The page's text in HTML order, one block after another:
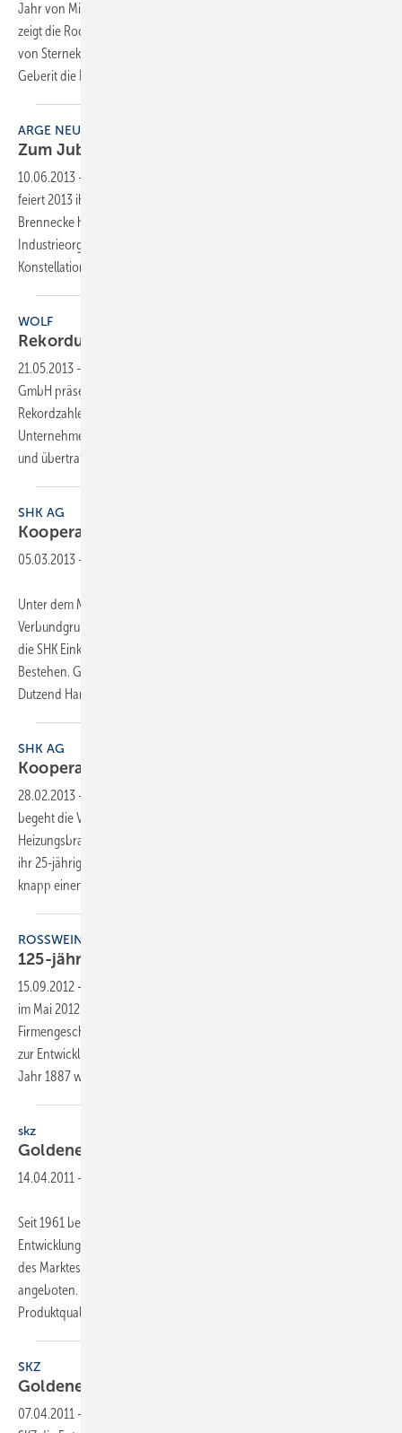
Jahr von Mitte Januar bis Mitte April mit 36 Baustellenparties. Dabei
zeigt die Rockchef Crew brenzlige Kochstunts und serviert Gerichte
von Sternekoch Stefan Marquard á la Baustelle. Dazu präsentiert
Geberit die Produktneuheiten 2014 in
ARGE NEUE MEDIEN
Zum Jubiläum Wechsel im
10.06.2013 -
feiert 2013 ihr 25-jähriges Bestehen. Laut Vorsitzendem Hermann W.
Brennecke habe sich die mit mehr als 110 Mitgliedern größte
Industrieorganisation der SHK-Branche in den unterschiedlichsten
Konstellationen und stürmischsten Zeiten bewährt
WOLF
Rekordumsatz zum
21.05.2013 -
GmbH präsentierte auf der Bilanz-Pressekonferenz für 2012
Rekordzahlen bei Umsatz, Gewinn und Mitarbeiterentwicklung. Das
Unternehmen erreichte einen Umsatz von knapp 339 Millionen Euro,
und übertraf damit den Umsatz aus 2011 (322
SHK AG
Kooperation feiert
05.03.2013 -
Unter dem Motto „Innovation – Nutzen – Nachhaltigkeit“ begeht die
Verbundgruppe der deutschen Sanitär-, Klima- und Heizungsbranche,
die SHK Einkaufs- und Vertriebs AG, in diesem Jahr ihr 25-jähriges
Bestehen. Gegründet wurde die Kooperation von knapp einem
Dutzend Handwerksunternehmern
SHK AG
Kooperation feiert
28.02.2013 -
begeht die Verbundgruppe der deutschen Sanitär-, Klima- und
Heizungsbranche, die SHK Einkaufs- und Vertriebs AG, in diesem Jahr
ihr 25-jähriges Bestehen. Gegründet wurde die Kooperation von
knapp einem
ROSSWEINER
125-jähriges
15.09.2012 -
im Mai 2012 ihr 125-jähriges Bestehen. Die Chronik der
Firmengeschichte reicht von der Produktion von Dampfarmaturen bis
zur Entwicklung von digitaler Messtechnik. Nach der Gründung im
Jahr 1887 waren zu Beginn des 20. Jahrhunderts
skz
Goldenes
14.04.2011 -
Seit 1961 begleitet das Süddeutsche Kunststoff-Zentrum SKZ die
Entwicklung der Kunststoffbranche. Entsprechend der Bedürfnisse
des Marktes werden heute verschiedenste Dienstleistungen
angeboten. Dazu zählen die Prüfung und Überwachung der
Produktqualität ebenso wie Gütezeichen oder
SKZ
Goldenes
07.04.2011 -